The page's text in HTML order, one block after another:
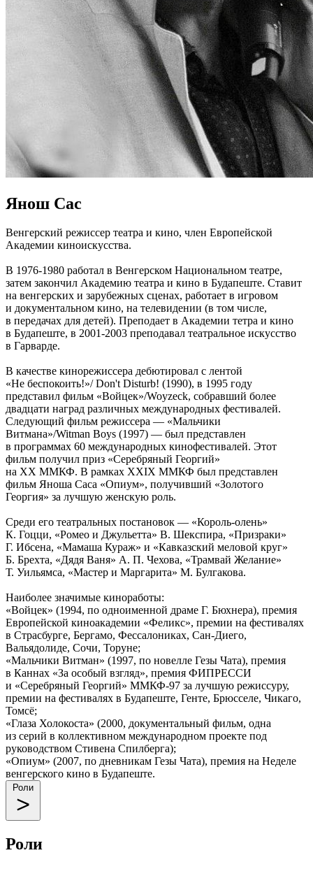
Янош Сас
Венгерский режиссер театра и кино, член Европейской
Академии киноискусства.
В 1976-1980 работал в Венгерском Национальном театре,
затем закончил Академию театра и кино в Будапеште. Ставит
на венгерских и зарубежных сценах, работает в игровом
и документальном кино, на телевидении (в том числе,
в передачах для детей). Преподает в Академии тетра и кино
в Будапеште, в 2001-2003 преподавал театральное искусство
в Гарварде.
В качестве кинорежиссера дебютировал с лентой
«Не беспокоить!»/ Don't Disturb! (1990), в 1995 году
представил фильм «Войцек»/Woyzeck, собравший более
двадцати наград различных международных фестивалей.
Следующий фильм режиссера — «Мальчики
Витмана»/Witman Boys (1997) — был представлен
в программах 60 международных кинофестивалей. Этот
фильм получил приз «Серебряный Георгий»
на ХХ ММКФ. В рамках XXIX ММКФ был представлен
фильм Яноша Саса «Опиум», получивший «Золотого
Георгия» за лучшую женскую роль.
Среди его театральных постановок — «Король-олень»
К. Гоцци, «Ромео и Джульетта» В. Шекспира, «Призраки»
Г. Ибсена, «Мамаша Кураж» и «Кавказский меловой круг»
Б. Брехта, «Дядя Ваня» А. П. Чехова, «Трамвай Желание»
Т. Уильямса, «Мастер и Маргарита» М. Булгакова.
Наиболее значимые киноработы:
«Войцек» (1994, по одноименной драме Г. Бюхнера), премия
Европейской киноакадемии «Феликс», премии на фестивалях
в Страсбурге, Бергамо, Фессалониках, Сан-Диего,
Вальядолиде, Сочи, Торуне;
«Мальчики Витман» (1997, по новелле Гезы Чата), премия
в Каннах «За особый взгляд», премия ФИПРЕССИ
и «Серебряный Георгий» ММКФ-97 за лучшую режиссуру,
премии на фестивалях в Будапеште, Генте, Брюсселе, Чикаго,
Томсё;
«Глаза Холокоста» (2000, документальный фильм, одна
из серий в коллективном международном проекте под
руководством Стивена Спилберга);
«Опиум» (2007, по дневникам Гезы Чата), премия на Неделе
венгерского кино в Будапеште.
Роли
Роли